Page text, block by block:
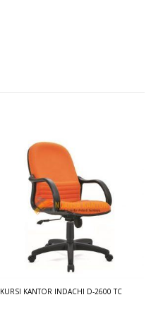
KURSI KANTOR INDACHI D-2600 TC